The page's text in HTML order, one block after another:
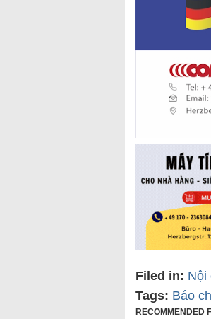
Filed in: Nội
Tags: Báo
RECOMMENDED